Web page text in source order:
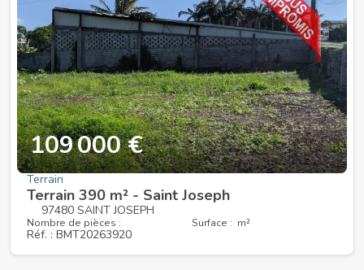
109 000 €
Terrain
Terrain 390 m² - Saint Joseph
97480 SAINT JOSEPH
Nombre de pièces : Surface : m²
Réf. : BMT20263920